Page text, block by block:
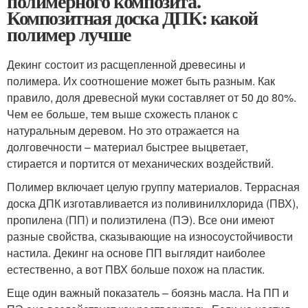
Композитная доска ДПК: какой
полимер лучше
Декинг состоит из расщепленной древесины и
полимера. Их соотношение может быть разным. Как
правило, доля древесной муки составляет от 50 до 80%.
Чем ее больше, тем выше схожесть планок с
натуральным деревом. Но это отражается на
долговечности – материал быстрее выцветает,
стирается и портится от механических воздействий.
Полимер включает целую группу материалов. Террасная
доска ДПК изготавливается из поливинилхлорида (ПВХ),
пропилена (ПП) и полиэтилена (ПЭ). Все они имеют
разные свойства, сказывающие на износоустойчивости
настила. Декинг на основе ПП выглядит наиболее
естественно, а вот ПВХ больше похож на пластик.
Еще один важный показатель – боязнь масла. На ПП и